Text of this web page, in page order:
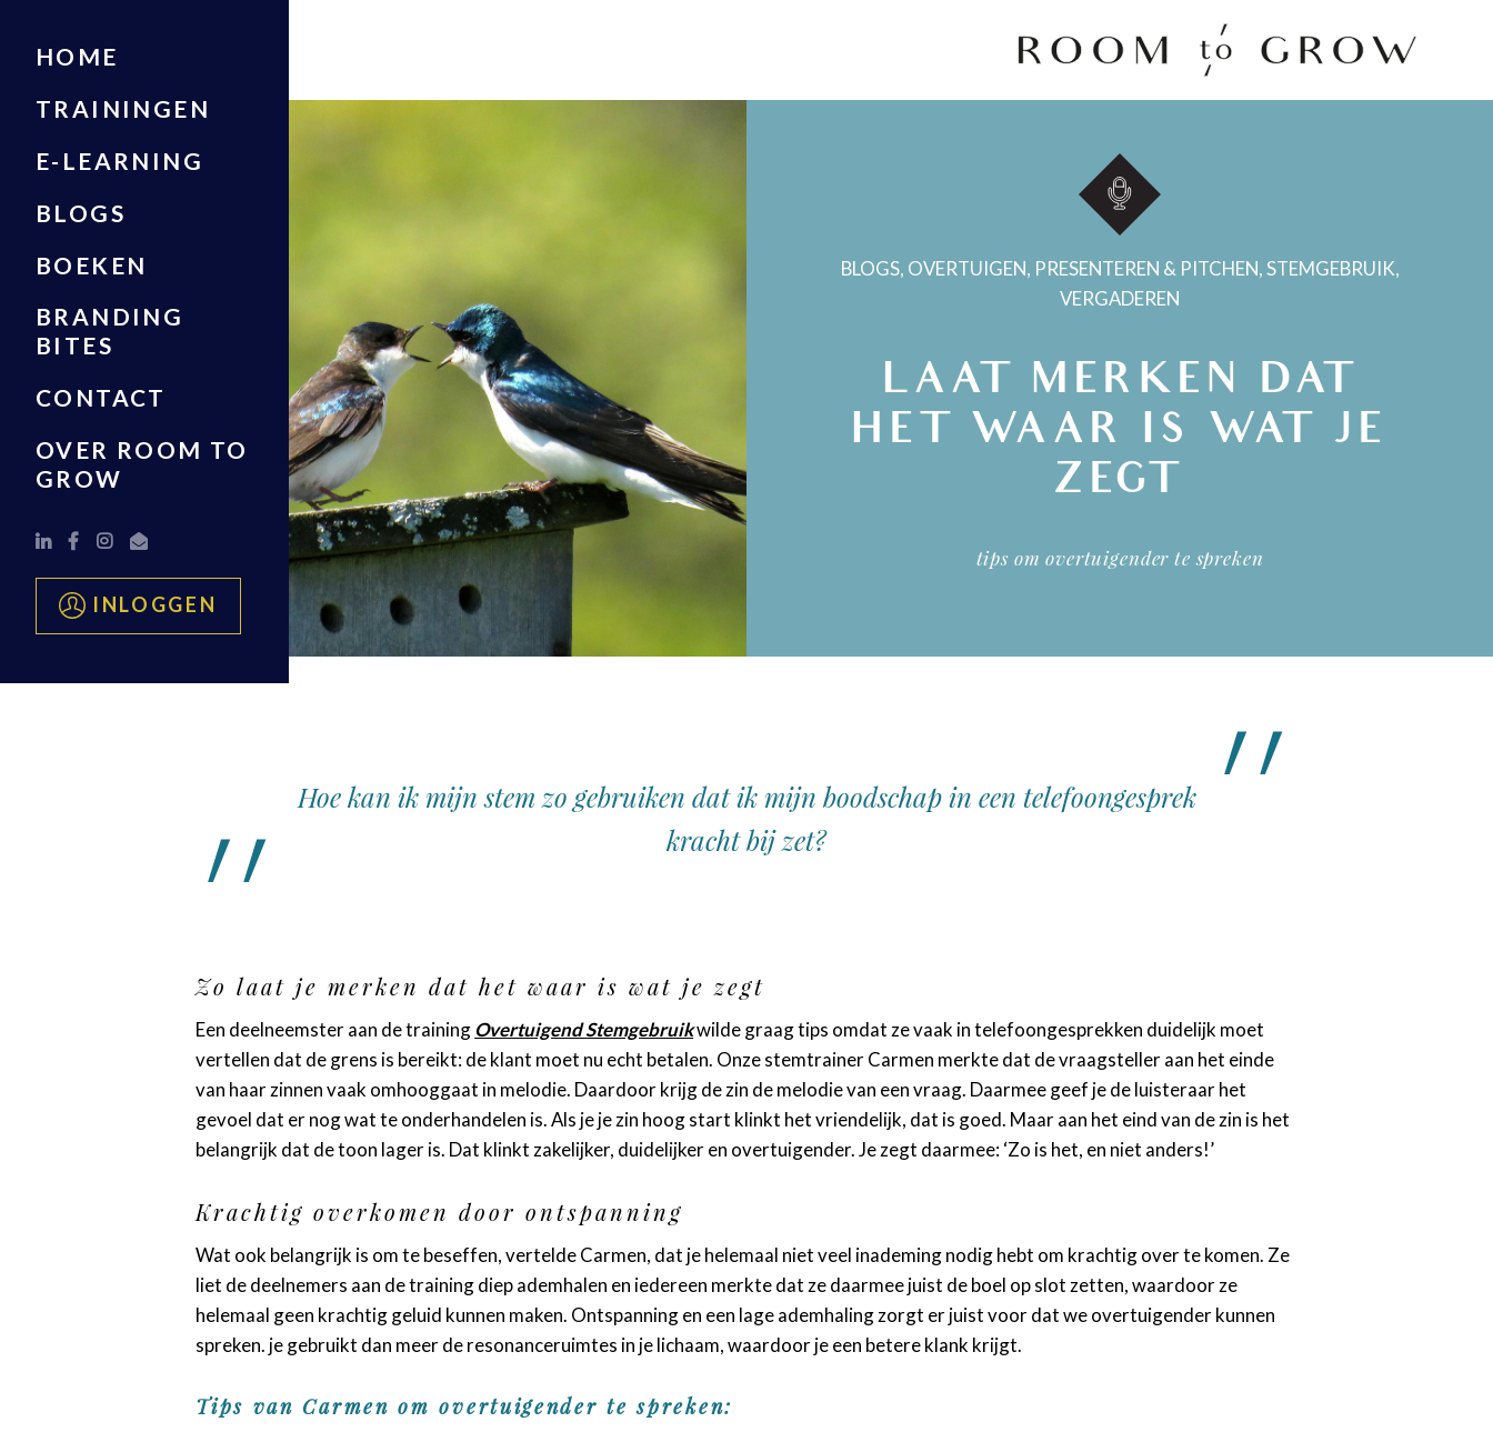
HOME
TRAININGEN
E-LEARNING
BLOGS
BOEKEN
BRANDING
BITES
CONTACT
OVER ROOM TO
GROW
INLOGGEN
BLOGS, OVERTUIGEN, PRESENTEREN & PITCHEN,STEMGEBRUIK,
VERGADEREN
LAAT MERKEN DAT
HET WAAR IS WAT JE
ZEGT
tips om overtuigender te spreken
Hoe kan ik mijn stem zo gebruiken dat ik mijn boodschap in een telefoongesprek
kracht bij zet?
Zo laat je merken dat het waar is wat je zegt
Een deelneemster aan de trainingOvertuigend Stemgebruikwilde graag tips omdat ze vaak in telefoongesprekken duidelijk moet
vertellen dat de grens is bereikt: de klant moet nu echt betalen. Onze stemtrainer Carmen merkte dat de vraagsteller aan het einde
van haar zinnen vaak omhooggaat in melodie. Daardoor krijg de zin de melodie van een vraag. Daarmee geef je de luisteraar het
gevoel dat er nog wat te onderhandelen is. Als je je zin hoog start klinkt het vriendelijk, dat is goed. Maar aan het eind van de zin is het
belangrijk dat de toon lager is. Dat klinkt zakelijker, duidelijker en overtuigender. Je zegt daarmee: ‘Zo is het, en niet anders!’
Krachtig overkomen door ontspanning
Wat ook belangrijk is om te beseffen, vertelde Carmen, dat je helemaal niet veel inademing nodig hebt om krachtig over te komen. Ze
liet de deelnemers aan de training diep ademhalen en iedereen merkte dat ze daarmee juist de boel op slot zetten, waardoor ze
helemaal geen krachtig geluid kunnen maken. Ontspanning en een lage ademhaling zorgt er juist voor dat we overtuigender kunnen
spreken. je gebruikt dan meer de resonanceruimtes in je lichaam, waardoor je een betere klank krijgt.
Tips van Carmen om overtuigender te spreken: